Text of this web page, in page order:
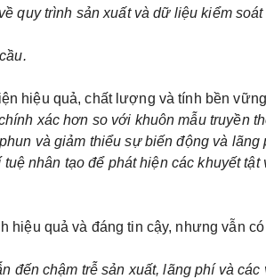
quy trình sản xuất và dữ liệu kiểm
hiệu quả, chất lượng và tính bền
xác hơn so với khuôn mẫu truyền
và giảm thiểu sự biến động và lãng
nhân tạo để phát hiện các khuyết
hiệu quả và đáng tin cậy, nhưng vẫn
đến chậm trễ sản xuất, lãng phí và